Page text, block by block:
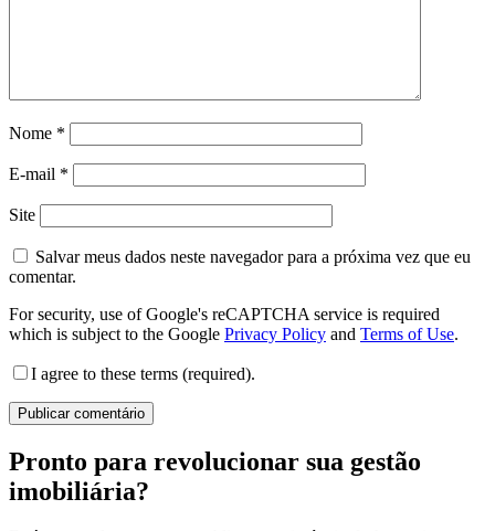
Nome *
E-mail *
Site
Salvar meus dados neste navegador para a próxima vez que eu
comentar.
For security, use of Google's reCAPTCHA service is required
which is subject to the Google Privacy Policy and Terms of Use.
I agree to these terms (required).
Pronto para revolucionar sua gestão
imobiliária?